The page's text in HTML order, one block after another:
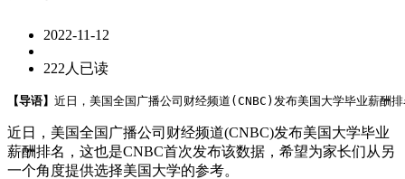
2022-11-12
222人已读
【导语】 近日，美国全国广播公司财经频道(CNBC)发布美国大学毕业薪酬
近日，美国全国广播公司财经频道(CNBC)发布美国大学毕业
薪酬排名，这也是CNBC首次发布该数据，希望为家长们从另
一个角度提供选择美国大学的参考。